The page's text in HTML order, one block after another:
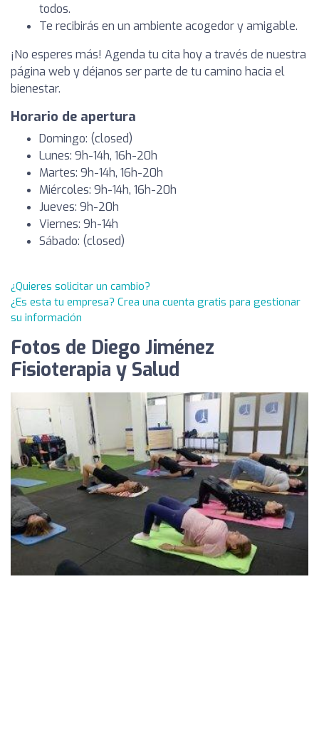
todos.
Te recibirás en un ambiente acogedor y amigable.
¡No esperes más! Agenda tu cita hoy a través de nuestra
página web y déjanos ser parte de tu camino hacia el
bienestar.
Horario de apertura
Domingo: (closed)
Lunes: 9h-14h, 16h-20h
Martes: 9h-14h, 16h-20h
Miércoles: 9h-14h, 16h-20h
Jueves: 9h-20h
Viernes: 9h-14h
Sábado: (closed)
¿Quieres solicitar un cambio?
¿Es esta tu empresa? Crea una cuenta gratis para gestionar
su información
Fotos de Diego Jiménez
Fisioterapia y Salud